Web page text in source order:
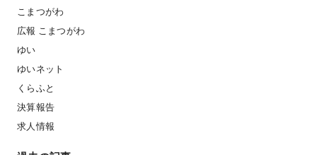
こまつがわ
広報 こまつがわ
ゆい
ゆいネット
くらふと
決算報告
求人情報